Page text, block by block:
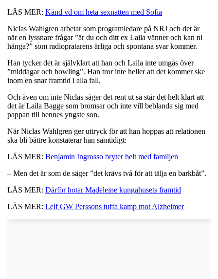
LÄS MER: Känd vd om heta sexnatten med Sofia
Niclas Wahlgren arbetar som programledare på NRJ och det är
när en lyssnare frågar ”är du och ditt ex Laila vänner och kan ni
hänga?” som radiopratarens ärliga och spontana svar kommer.
Han tycker det är självklart att han och Laila inte umgås över
”middagar och bowling”. Han tror inte heller att det kommer ske
inom en snar framtid i alla fall.
Och även om inte Niclas säger det rent ut så står det helt klart att
det är Laila Bagge som bromsar och inte vill beblanda sig med
pappan till hennes yngste son.
När Niclas Wahlgren ger uttryck för att han hoppas att relationen
ska bli bättre konstaterar han samtidigt:
LÄS MER: Benjamin Ingrosso bryter helt med familjen
– Men det är som de säger ”det krävs två för att tälja en barkbåt”.
LÄS MER: Därför hotar Madeleine kungahusets framtid
LÄS MER: Leif GW Perssons tuffa kamp mot Alzheimer